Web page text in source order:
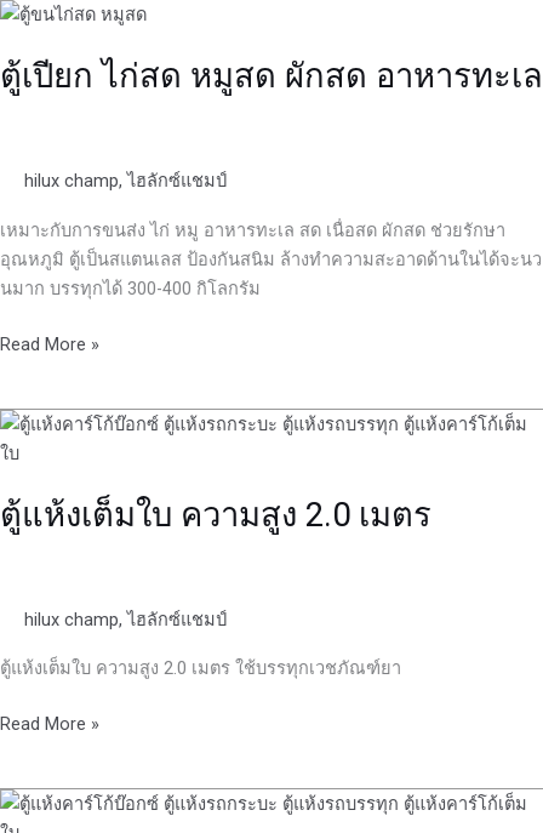
ตู้เปียก ไก่สด หมูสด ผักสด อาหารทะเล
hilux champ,ไฮลักซ์แชมป์
เหมาะกับการขนส่ง ไก่ หมู อาหารทะเล สด เนื่อสด ผักสด ช่วยรักษา
อุณหภูมิ ตู้เป็นสแตนเลส ป้องกันสนิม ล้างทำความสะอาดด้านในได้จะนว
นมาก บรรทุกได้ 300-400 กิโลกรัม
ตู้
ไก่
สด
ทะเล
Read More »
ตู้แห้งเต็มใบ ความสูง 2.0 เมตร
hilux champ,ไฮลักซ์แชมป์
ตู้แห้งเต็มใบ ความสูง 2.0 เมตร ใช้บรรทุกเวชภัณฑ์ยา
ตู้
แห้ง
ใบ
ความ
เมตร
Read More »
ตู้